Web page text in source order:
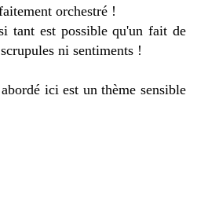
orchestré !
tant est possible qu'un fait de
ni sentiments !
ici est un thème sensible